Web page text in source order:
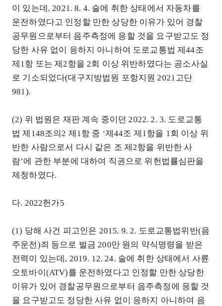
이 있는데, 2021. 8. 4. 술에 취한 상태에서 자동차를
운전하였다고 인정할 만한 상당한 이유가 있어 경찰
공무원으로부터 음주측정에 응할 것을 요구받고도 정
당한 사유 없이 응하지 아니하여 도로교통법 제44조
제1항 또는 제2항을 2회 이상 위반하였다는 공소사실
로 기소되었다(대구지방법원 포항지원 2021고단
981).
(2) 위 법원은 재판 계속 중이던 2022. 2. 3. 도로교통
법 제148조의2 제1항 중 ‘제44조 제1항을 1회 이상 위
반한 사람으로서 다시 같은 조 제2항을 위반한 사
람’에 관한 부분에 대하여 직권으로 위헌법률심판을
제청하였다.
다. 2022헌가5
(1) 당해 사건 피고인은 2015. 9. 2. 도로교통법위반(음
주운전)죄 등으로 벌금 200만 원의 약식명령을 받은
전력이 있는데, 2019. 12. 24. 술에 취한 상태에서 사륜
오토바이(ATV)를 운전하였다고 인정할 만한 상당한
이유가 있어 경찰공무원으로부터 음주측정에 응할 것
을 요구받고도 정당한 사유 없이 응하지 아니하여 음